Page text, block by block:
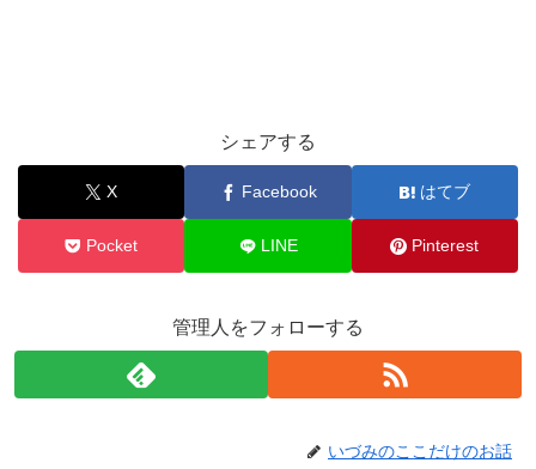
シェアする
X Facebook はてブ
Pocket LINE Pinterest
管理人をフォローする
いづみのここだけのお話